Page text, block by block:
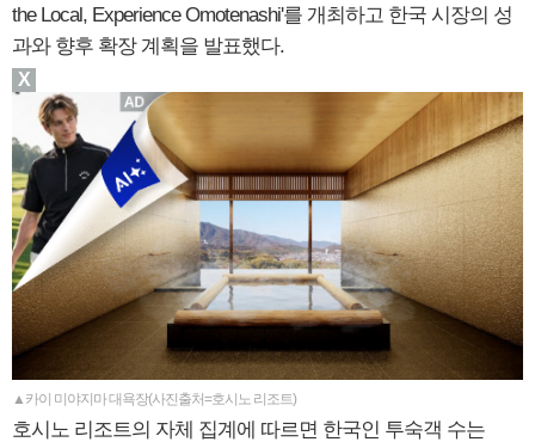
the Local, Experience Omotenashi'를 개최하고 한국 시장의 성
과와 향후 확장 계획을 발표했다.
▲카이 미야지마 대욕장(사진출처=호시노 리조트)
호시노 리조트의 자체 집계에 따르면 한국인 투숙객 수는
X